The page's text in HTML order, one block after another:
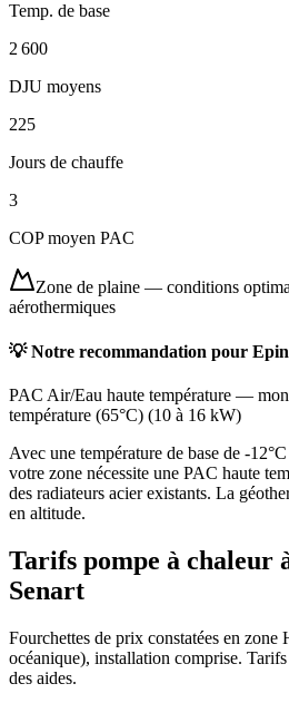
Temp. de base
2 600
DJU moyens
225
Jours de chauffe
3
COP moyen PAC
Zone de plaine — conditions
aérothermiques
💡 Notre recommandation pour
PAC Air/Eau haute température —
température (65°C) (10 à 16 kW)
Avec une température de base de -
votre zone nécessite une PAC haute
des radiateurs acier existants. La
en altitude.
Tarifs pompe à chaleur
Senart
Fourchettes de prix constatées en zone
océanique), installation comprise.
des aides.